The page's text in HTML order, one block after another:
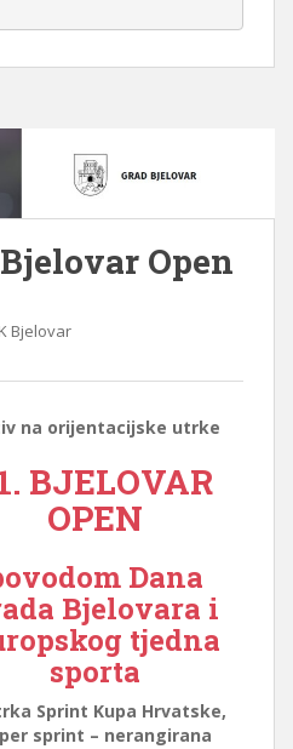
Open
Bjelovar
na orijentacijske utrke
BJELOVAR
OPEN
Dana
Bjelovara i
tjedna
sporta
Sprint Kupa Hrvatske,
sprint – nerangirana